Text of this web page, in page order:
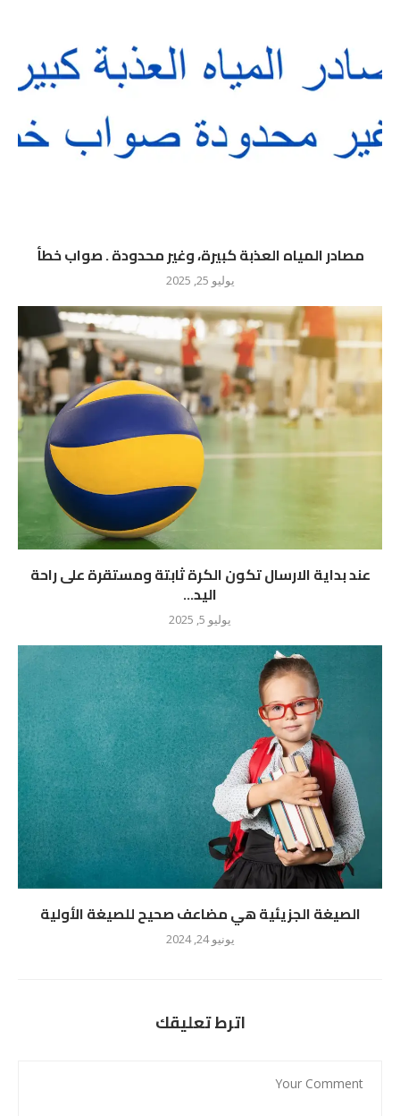
مصادر المياه العذبة كبيرة، وغير محدودة . صواب خطأ
يوليو 25, 2025
عند بداية الارسال تكون الكرة ثابتة ومستقرة على راحة
اليد...
يوليو 5, 2025
الصيغة الجزيئية هي مضاعف صحيح للصيغة الأولية
يونيو 24, 2024
اترط تعليقك